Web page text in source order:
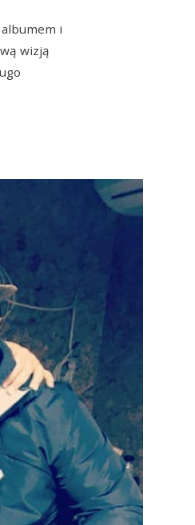
i
wizją